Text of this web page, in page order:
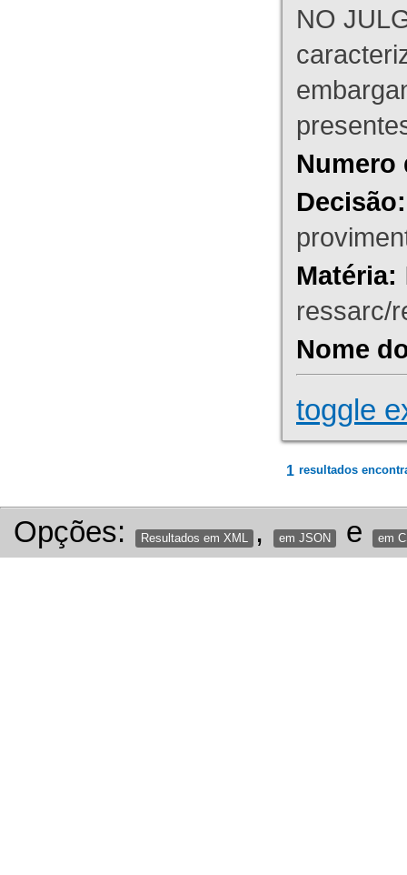
NO
Numero
Decisão:
Matéria:
ressarc/
Nome
toggle
1 resultados
Opções: Resultados em XML , em JSON e em